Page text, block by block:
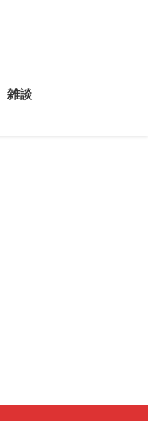
雑談